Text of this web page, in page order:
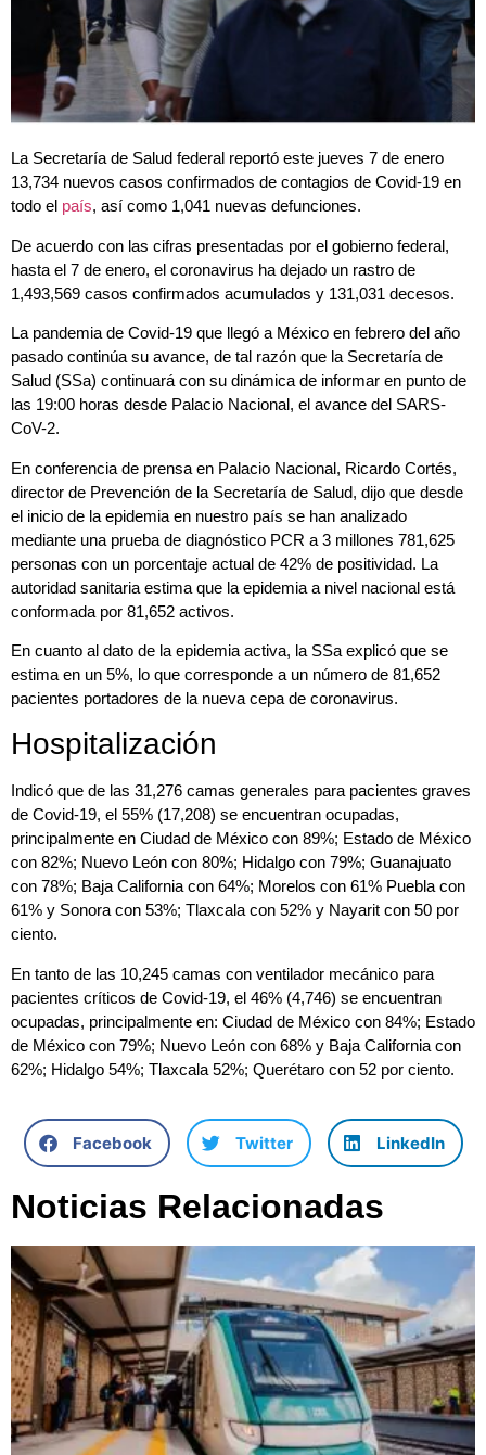
La Secretaría de Salud federal reportó este jueves 7 de enero
13,734 nuevos casos confirmados de contagios de Covid-19 en
todo el país, así como 1,041 nuevas defunciones.
De acuerdo con las cifras presentadas por el gobierno federal,
hasta el 7 de enero, el coronavirus ha dejado un rastro de
1,493,569 casos confirmados acumulados y 131,031 decesos.
La pandemia de Covid-19 que llegó a México en febrero del año
pasado continúa su avance, de tal razón que la Secretaría de
Salud (SSa) continuará con su dinámica de informar en punto de
las 19:00 horas desde Palacio Nacional, el avance del SARS-
CoV-2.
En conferencia de prensa en Palacio Nacional, Ricardo Cortés,
director de Prevención de la Secretaría de Salud, dijo que desde
el inicio de la epidemia en nuestro país se han analizado
mediante una prueba de diagnóstico PCR a 3 millones 781,625
personas con un porcentaje actual de 42% de positividad. La
autoridad sanitaria estima que la epidemia a nivel nacional está
conformada por 81,652 activos.
En cuanto al dato de la epidemia activa, la SSa explicó que se
estima en un 5%, lo que corresponde a un número de 81,652
pacientes portadores de la nueva cepa de coronavirus.
Hospitalización
Indicó que de las 31,276 camas generales para pacientes graves
de Covid-19, el 55% (17,208) se encuentran ocupadas,
principalmente en Ciudad de México con 89%; Estado de México
con 82%; Nuevo León con 80%; Hidalgo con 79%; Guanajuato
con 78%; Baja California con 64%; Morelos con 61% Puebla con
61% y Sonora con 53%; Tlaxcala con 52% y Nayarit con 50 por
ciento.
En tanto de las 10,245 camas con ventilador mecánico para
pacientes críticos de Covid-19, el 46% (4,746) se encuentran
ocupadas, principalmente en: Ciudad de México con 84%; Estado
de México con 79%; Nuevo León con 68% y Baja California con
62%; Hidalgo 54%; Tlaxcala 52%; Querétaro con 52 por ciento.
Facebook Twitter LinkedIn
Noticias Relacionadas